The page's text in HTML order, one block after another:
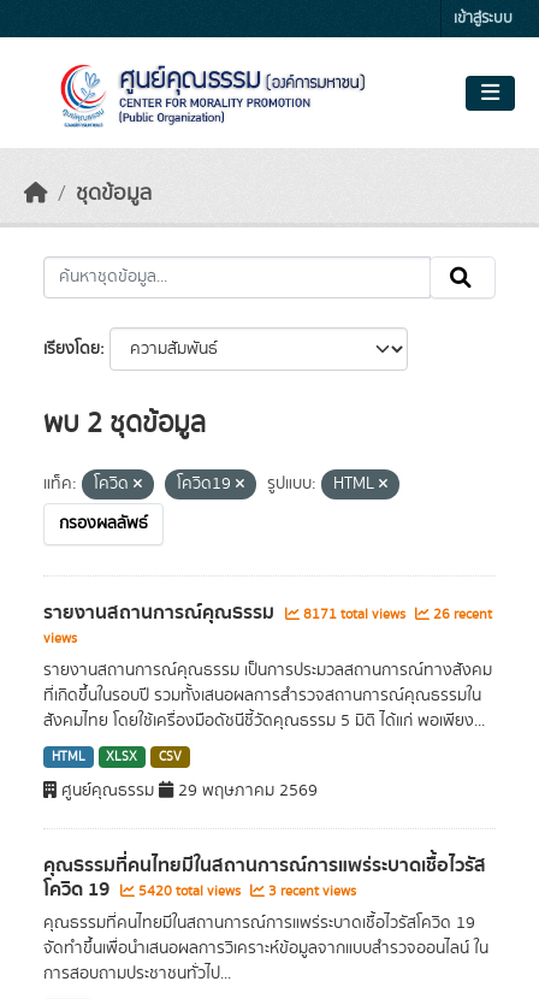
เข้าสู่ระบบ
ชุดข้อมูล
เรียงโดย
พบ 2 ชุดข้อมูล
แท็ค: โควิด โควิด19 รูปแบบ:
HTML
กรองผลลัพธ์
รายงานสถานการณ์คุณธรรม 8171 total views
26 recent
views
รายงานสถานการณ์คุณธรรม เป็นการประมวลสถานการณ์ทางสังคม
ที่เกิดขึ้นในรอบปี รวมทั้งเสนอผลการสำรวจสถานการณ์คุณธรรมใน
สังคมไทย โดยใช้เครื่องมือดัชนีชี้วัดคุณธรรม 5 มิติ ได้แก่ พอเพียง...
HTML XLSX CSV
ศูนย์คุณธรรม 29 พฤษภาคม 2569
คุณธรรมที่คนไทยมีในสถานการณ์การแพร่ระบาดเชื้อไวรัส
โควิด 19 5420 total views 3 recent views
คุณธรรมที่คนไทยมีในสถานการณ์การแพร่ระบาดเชื้อไวรัสโควิด 19
จัดทำขึ้นเพื่อนำเสนอผลการวิเคราะห์ข้อมูลจากแบบสำรวจออนไลน์ ใน
การสอบถามประชาชนทั่วไป...